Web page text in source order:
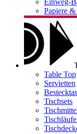
Einweg-
Papiere
Table Top
Servietten
Tischsets